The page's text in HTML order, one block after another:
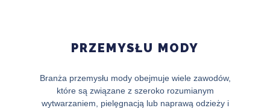
PRZEMYSŁU MODY
Branża przemysłu mody obejmuje wiele zawodów,
które są związane z szeroko rozumianym
wytwarzaniem, pielęgnacją lub naprawą odzieży i